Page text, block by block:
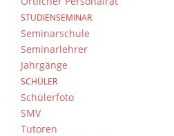
STUDIENSEMINAR
Seminarschule
Seminarlehrer
Jahrgänge
SCHÜLER
Schülerfoto
SMV
Tutoren